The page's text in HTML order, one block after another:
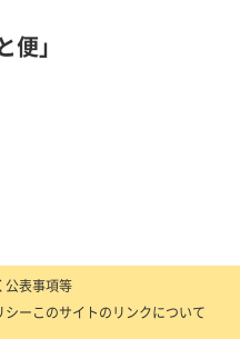
便」
公表事項等
シー このサイトのリンクについて